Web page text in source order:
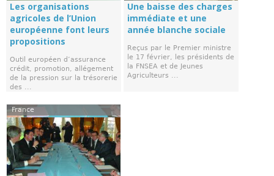
Les organisations
agricoles de l’Union
européenne font leurs
propositions
Outil européen d’assurance
crédit, promotion, allégement
de la pression sur la trésorerie
des ...
Une baisse des charges
immédiate et une
année blanche sociale
Reçus par le Premier ministre
le 17 février, les présidents de
la FNSEA et de Jeunes
Agriculteurs ...
France